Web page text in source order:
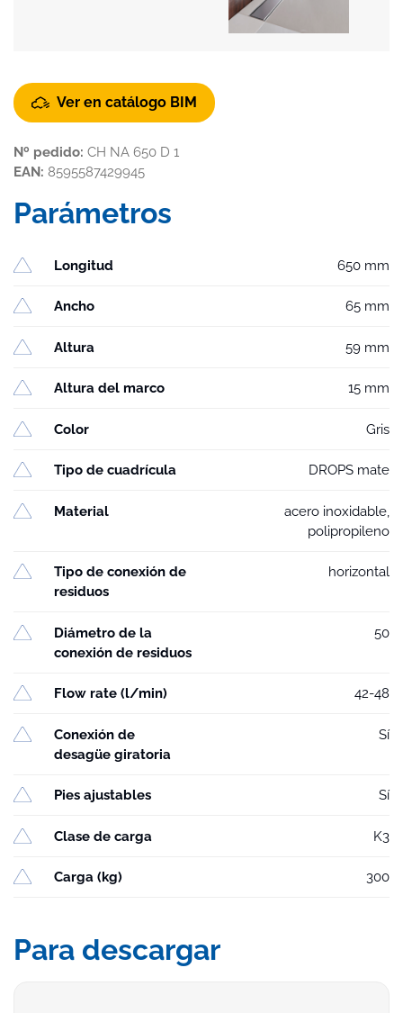
Ver en catálogo BIM
Nº pedido: CH NA 650 D 1
EAN: 8595587429945
Parámetros
Longitud 650 mm
Ancho 65 mm
Altura 59 mm
Altura del marco 15 mm
Color Gris
Tipo de cuadrícula DROPS mate
Material
acero inoxidable,
polipropileno
Tipo de conexión de
residuos
horizontal
Diámetro de la
conexión de residuos
50
Flow rate (l/min) 42-48
Conexión de
desagüe giratoria
Sí
Pies ajustables Sí
Clase de carga K3
Carga (kg) 300
Para descargar